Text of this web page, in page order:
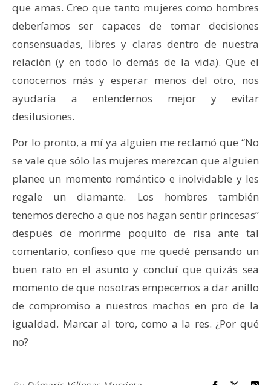
que amas. Creo que tanto mujeres como hombres
deberíamos ser capaces de tomar decisiones
consensuadas, libres y claras dentro de nuestra
relación (y en todo lo demás de la vida). Que el
conocernos más y esperar menos del otro, nos
ayudaría a entendernos mejor y evitar
desilusiones.
Por lo pronto, a mí ya alguien me reclamó que “No
se vale que sólo las mujeres merezcan que alguien
planee un momento romántico e inolvidable y les
regale un diamante. Los hombres también
tenemos derecho a que nos hagan sentir princesas”
después de morirme poquito de risa ante tal
comentario, confieso que me quedé pensando un
buen rato en el asunto y concluí que quizás sea
momento de que nosotras empecemos a dar anillo
de compromiso a nuestros machos en pro de la
igualdad. Marcar al toro, como a la res. ¿Por qué
no?